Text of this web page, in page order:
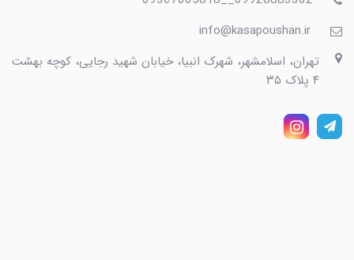
تهران، اسلامشهر، شهرک انبیا، خیابان شهید رجایی، کوچه بهشت
۴ پلاک ۳۵